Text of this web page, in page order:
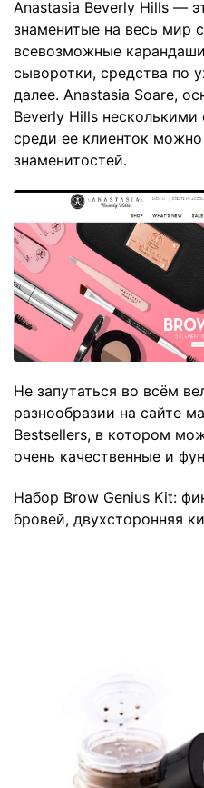
Anastasia Beverly Hills —
знаменитые на весь мир
всевозможные
сыворотки, средства по
далее. Anastasia Soare,
Beverly Hills
среди ее клиенток
знаменитостей.
Не запутаться во всём
разнообразии на сайте
Bestsellers, в котором
очень качественные и
Набор Brow Genius Kit:
бровей, двухсторонняя